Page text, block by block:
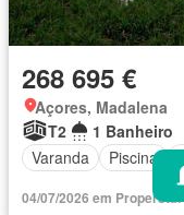
268 695 €
Açores, Madalena
T2
1 Banheiro
Varanda
Piscina
04/07/2026 em Properstar